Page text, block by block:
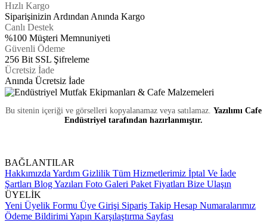
Hızlı Kargo
Siparişinizin Ardından Anında Kargo
Canlı Destek
%100 Müşteri Memnuniyeti
Güvenli Ödeme
256 Bit SSL Şifreleme
Ücretsiz İade
Anında Ücretsiz İade
Bu sitenin içeriği ve görselleri kopyalanamaz veya satılamaz. Yazılımı Cafe
Endüstriyel tarafından hazırlanmıştır.
BAĞLANTILAR
Hakkımızda Yardım Gizlilik Tüm Hizmetlerimiz İptal Ve İade
Şartları Blog Yazıları Foto Galeri Paket Fiyatları Bize Ulaşın
ÜYELİK
Yeni Üyelik Formu Üye Girişi Sipariş Takip Hesap Numaralarımız
Ödeme Bildirimi Yapın Karşılaştırma Sayfası